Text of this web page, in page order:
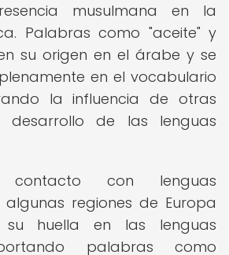
musulmana en la
Palabras como "aceite" y
su origen en el árabe y se
en el vocabulario
la influencia de otras
desarrollo de las lenguas
contacto con lenguas
regiones de Europa
su huella en las lenguas
palabras como